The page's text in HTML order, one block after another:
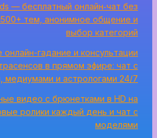
— бесплатный онлайн‑чат без
тем, анонимное общение и
выбор категорий
онлайн-гадание и консультации
в прямом эфире: чат с
медиумами и астрологами 24/7
видео с брюнетками в HD на
ролики каждый день и чат с
моделями